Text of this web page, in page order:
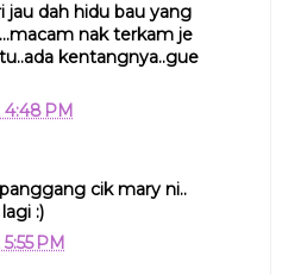
jau dah hidu bau yang
nak terkam je
kentangnya..gue
4:48 PM
cik mary ni..
:)
PM